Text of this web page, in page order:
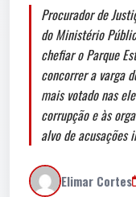
Procurador de
do Ministério
chefiar o Parque
concorrer a varga
mais votado nas
corrupção e às
alvo de acusações
Elimar Cortes